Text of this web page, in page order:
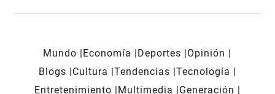
Mundo Economía Deportes
Opinión
Blogs
Cultura Tendencias Tecnología
Entretenimiento
Multimedia
Generación